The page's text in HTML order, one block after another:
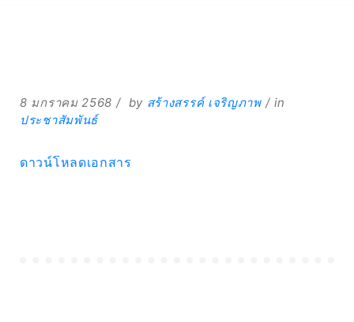
8 มกราคม 2568 by สร้างสรรค์ เจริญภาพ
in
ประชาสัมพันธ์
ดาวน์โหลดเอกสาร